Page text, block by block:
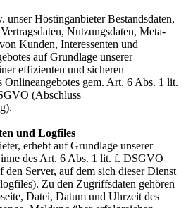
Hostinganbieter Bestandsdaten,
Nutzungsdaten, Meta-
Kunden, Interessenten und
auf Grundlage unserer
effizienten und sicheren
Onlineangebotes gem. Art. 6 Abs. 1 lit.
(Abschluss
und Logfiles
erhebt auf Grundlage unserer
des Art. 6 Abs. 1 lit. f. DSGVO
Server, auf dem sich dieser Dienst
Zu den Zugriffsdaten gehören
Datei, Datum und Uhrzeit des